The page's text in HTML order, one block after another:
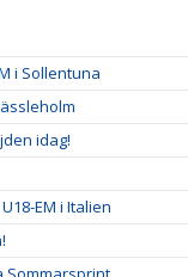
i Sollentuna
idag!
EM i Italien